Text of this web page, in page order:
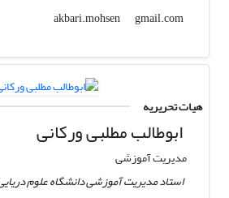
akbari.mohsen
gmail.com
هیات تحریریه
ابوطالب مطلبی ورکانی
مدیریت آموزشی
استاد مدیریت آموزشی دانشگاه علوم